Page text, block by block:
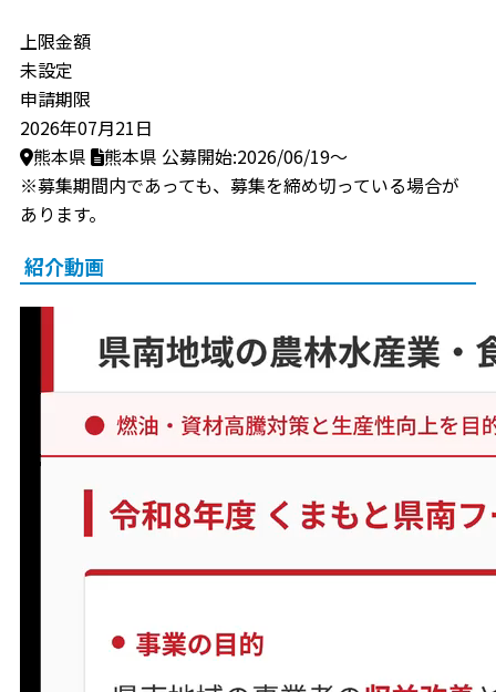
上限金額
未設定
申請期限
2026年07月21日
熊本県
熊本県 公募開始:2026/06/19～
※募集期間内であっても、募集を締め切っている場合が
あります。
紹介動画